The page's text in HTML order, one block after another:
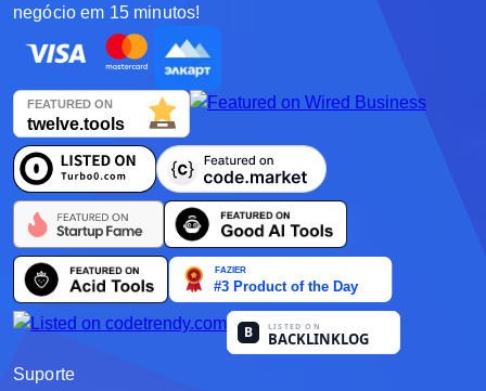
negócio em 15 minutos!
Suporte
Français
Nederlands
Português
Polski
हिन्दी
Bahasa Indonesia